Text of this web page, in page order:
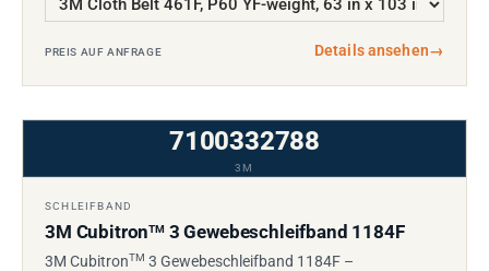
PREIS AUF ANFRAGE Details ansehen→
7100332788
3M
SCHLEIFBAND
3M CubitronTM3 Gewebeschleifband 1184F
3M CubitronTM 3 Gewebeschleifband 1184F –